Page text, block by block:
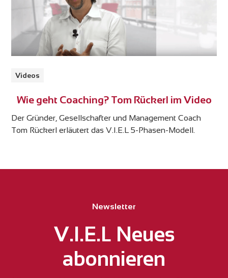
Videos
Wie geht Coaching? Tom Rückerl im Video
Der Gründer, Gesellschafter und Management Coach
Tom Rückerl erläutert das V.I.E.L 5-Phasen-Modell.
Newsletter
V.I.E.L Neues
abonnieren